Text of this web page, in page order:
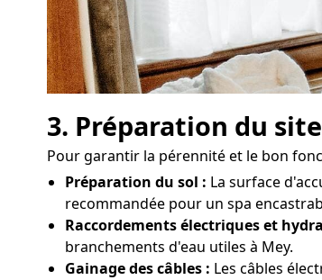
3. Préparation du
Pour garantir la pérennité et le bon
Préparation du sol : La surface
recommandée pour un spa
Raccordements électriques et
branchements d'eau utiles à Mey.
Gainage des câbles : Les câbles